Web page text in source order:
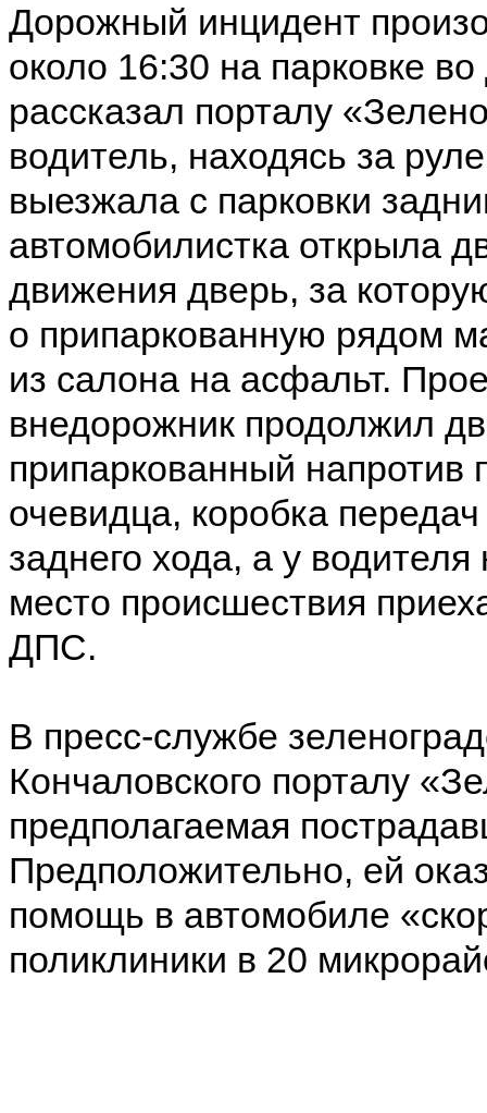
Дорожный инцидент
около 16:30 на парковке
рассказал порталу
водитель, находясь за
выезжала с парковки
автомобилистка открыла
движения дверь, за
о припаркованную рядом
из салона на асфальт.
внедорожник продолжил
припаркованный
очевидца, коробка
заднего хода, а у
место происшествия
ДПС.
В пресс-службе
Кончаловского порталу
предполагаемая
Предположительно, ей
помощь в автомобиле
поликлиники в 20